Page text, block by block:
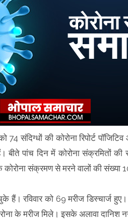
74 संदिग्धों की कोरोना रिपोर्ट
पांच दिन में कोरोना संक्रमितों की
संक्रमण से मरने वालों की संख्या
हैं। रविवार को 69 मरीज डिस्चार्ज
के मरीज मिले। इसके अलावा दानिश